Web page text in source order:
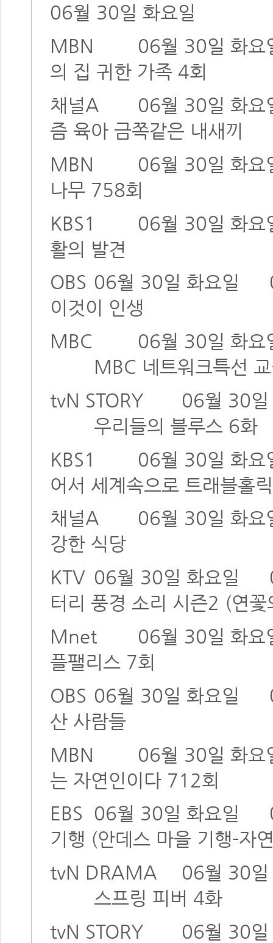
06월 30일 화요일
MBN
06월 30일 화요
의 집 귀한 가족 4회
채널A
06월 30일 화요
즘 육아 금쪽같은 내새끼
MBN
06월 30일 화요
나무 758회
KBS1
06월 30일 화요
활의 발견
OBS 06월 30일 화요일
이것이 인생
MBC
06월 30일 화요
MBC 네트워크특선
tvN STORY
06월 30일
우리들의 블루스 6화
KBS1
06월 30일 화요
어서 세계속으로 트래블홀릭
채널A
06월 30일 화요
강한 식당
KTV 06월 30일 화요일
터리 풍경 소리 시즌2 (연꽃
Mnet
06월 30일 화요
플팰리스 7회
OBS 06월 30일 화요일
산 사람들
MBN
06월 30일 화요
는 자연인이다 712회
EBS
06월 30일 화요일
기행 (안데스 마을 기행-자
tvN DRAMA
06월 30일
스프링 피버 4화
tvN STORY
06월 30일